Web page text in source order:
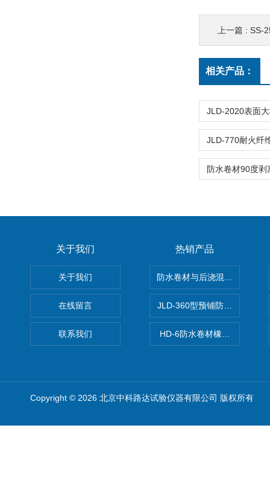
上一篇 : SS-
相关产品：
关于我们
关于我们
在线留言
联系我们
热销产品
防水卷材与后浇混凝土剥离强
JLD-360型预铺防水卷材抗冲
HD-6防水卷材橡胶测厚仪
Copyright © 2026 北京中科路达试验仪器有限公司 版权所有